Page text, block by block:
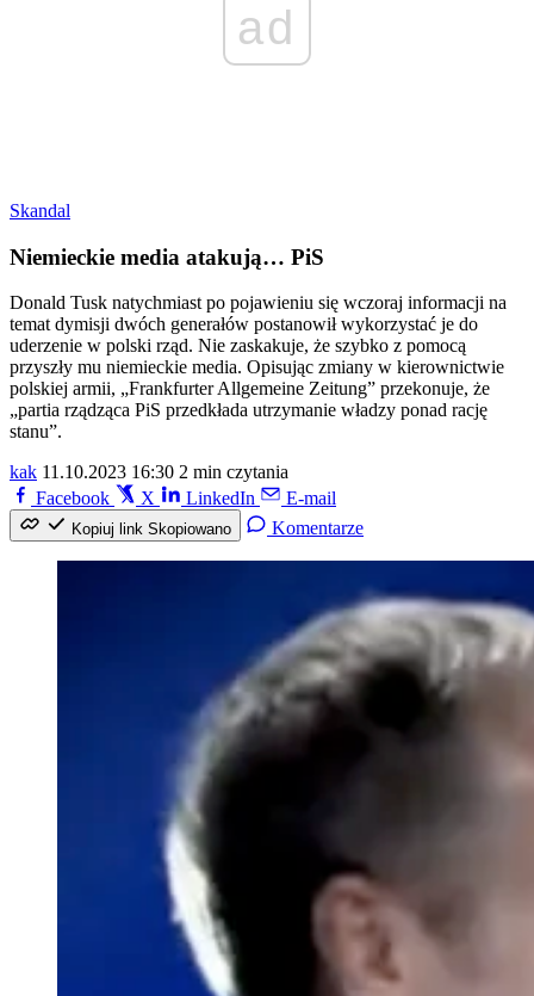
ad
Skandal
Niemieckie media atakują… PiS
Donald Tusk natychmiast po pojawieniu się wczoraj informacji na
temat dymisji dwóch generałów postanowił wykorzystać je do
uderzenie w polski rząd. Nie zaskakuje, że szybko z pomocą
przyszły mu niemieckie media. Opisując zmiany w kierownictwie
polskiej armii, „Frankfurter Allgemeine Zeitung” przekonuje, że
„partia rządząca PiS przedkłada utrzymanie władzy ponad rację
stanu”.
kak 11.10.2023 16:30 2 min czytania
Facebook
X LinkedIn E-mail
Kopiuj link Skopiowano Komentarze